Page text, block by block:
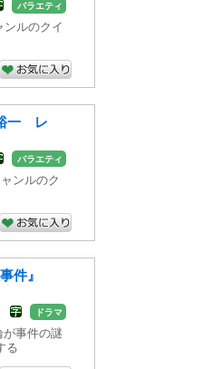
バラエティ
ルのクイ
一 レ
バラエティ
ンルのク
件』
ドラマ
事件の謎
る